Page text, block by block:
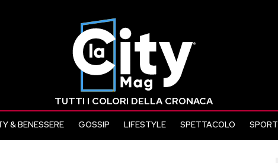
TUTTI I COLORI DELLA CRONACA
& BENESSERE GOSSIP LIFESTYLE SPETTACOLO SPORT